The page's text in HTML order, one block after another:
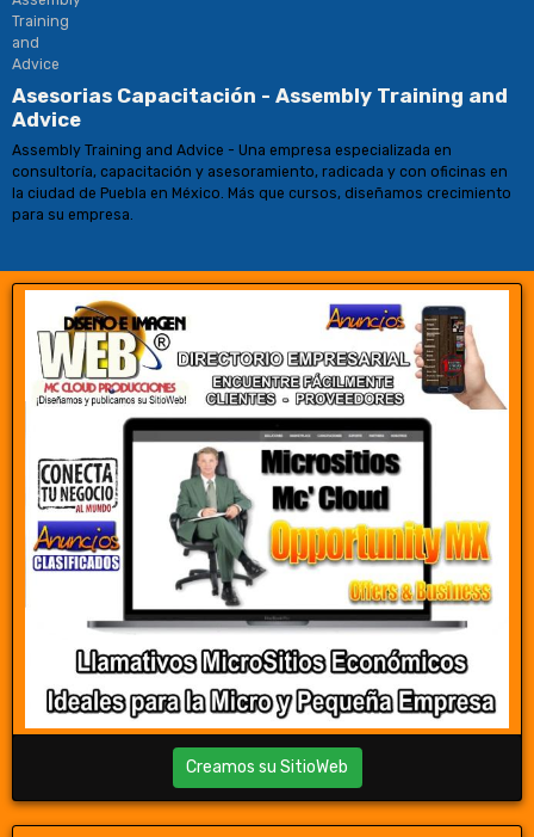
Asesorias Capacitación - Assembly Training and
Advice
Assembly Training and Advice - Una empresa especializada en
consultoría, capacitación y asesoramiento, radicada y con oficinas en
la ciudad de Puebla en México. Más que cursos, diseñamos crecimiento
para su empresa.
Creamos su SitioWeb